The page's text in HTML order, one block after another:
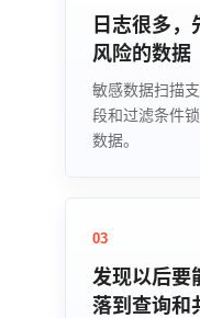
日志很多
风险的数据
敏感数据扫描
段和过滤条件
数据。
03
发现以后要
落到查询和